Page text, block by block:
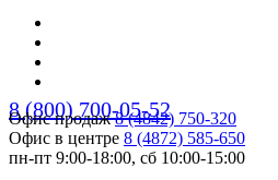
8 (800) 700-05-52
Офис продаж8 (4842) 750-320
Офис в центре 8 (4872) 585-650
пн-пт 9:00-18:00, сб 10:00-15:00